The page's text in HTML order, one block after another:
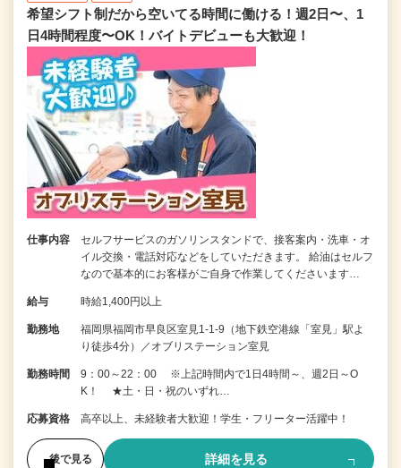
希望シフト制だから空いてる時間に働ける！週2日〜、1
日4時間程度〜OK！バイトデビューも大歓迎！
仕事内容
セルフサービスのガソリンスタンドで、接客案内・洗車・オ
イル交換・電話対応などをしていただきます。 給油はセルフ
なので基本的にお客様がご自身で作業してくださいます…
給与 時給1,400円以上
勤務地
福岡県福岡市早良区室見1-1-9（地下鉄空港線「室見」駅よ
り徒歩4分）／オブリステーション室見
勤務時間
9：00～22：00 ※上記時間内で1日4時間～、週2日～O
K！ ★土・日・祝のいずれ…
応募資格 高卒以上、未経験者大歓迎！学生・フリーター活躍中！
後で見る 詳細を見る